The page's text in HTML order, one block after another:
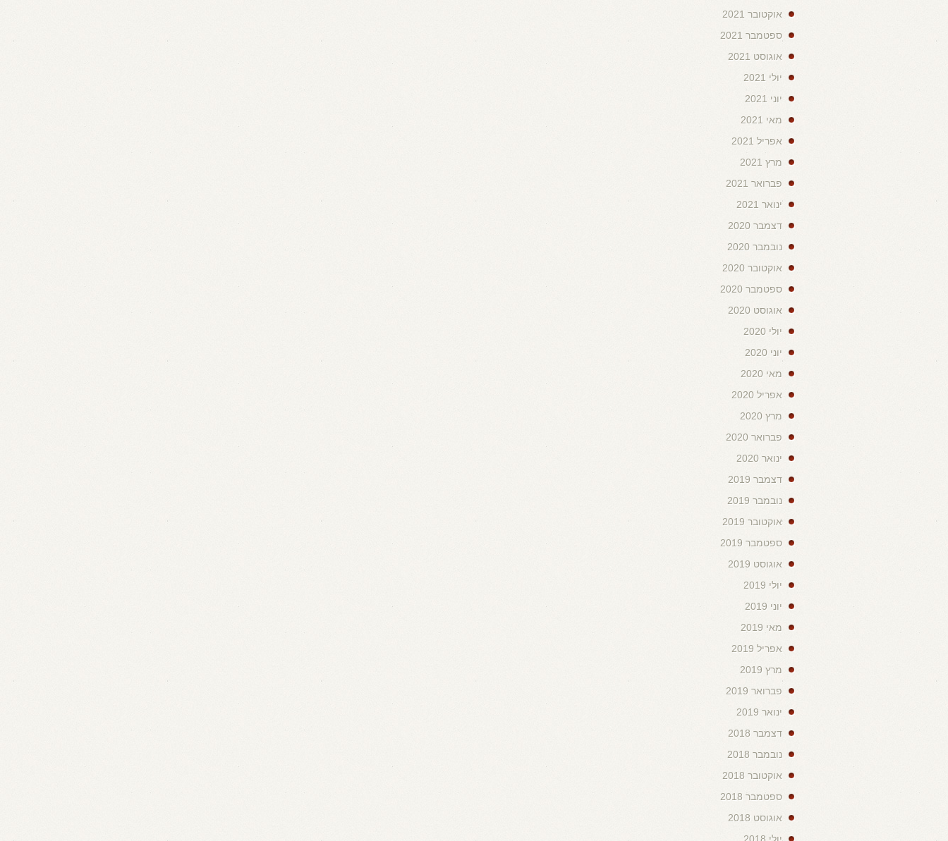
אוקטובר 2021
ספטמבר 2021
אוגוסט 2021
יולי 2021
יוני 2021
מאי 2021
אפריל 2021
מרץ 2021
פברואר 2021
ינואר 2021
דצמבר 2020
נובמבר 2020
אוקטובר 2020
ספטמבר 2020
אוגוסט 2020
יולי 2020
יוני 2020
מאי 2020
אפריל 2020
מרץ 2020
פברואר 2020
ינואר 2020
דצמבר 2019
נובמבר 2019
אוקטובר 2019
ספטמבר 2019
אוגוסט 2019
יולי 2019
יוני 2019
מאי 2019
אפריל 2019
מרץ 2019
פברואר 2019
ינואר 2019
דצמבר 2018
נובמבר 2018
אוקטובר 2018
ספטמבר 2018
אוגוסט 2018